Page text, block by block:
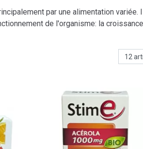
par une alimentation variée.
de l'organisme: la
dans l'immunité . Un bon microbiote